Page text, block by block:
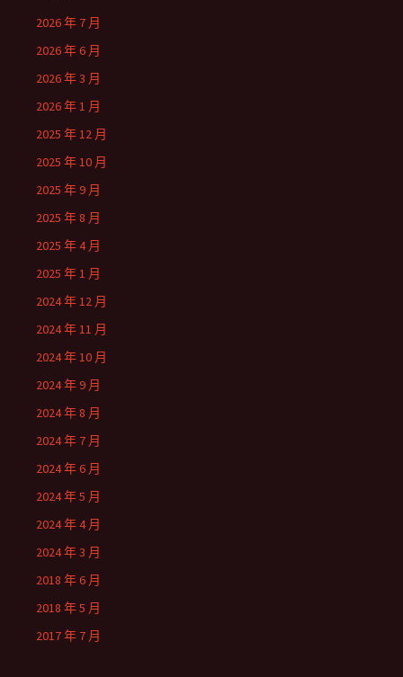
2026 年 7 月
2026 年 6 月
2026 年 3 月
2026 年 1 月
2025 年 12 月
2025 年 10 月
2025 年 9 月
2025 年 8 月
2025 年 4 月
2025 年 1 月
2024 年 12 月
2024 年 11 月
2024 年 10 月
2024 年 9 月
2024 年 8 月
2024 年 7 月
2024 年 6 月
2024 年 5 月
2024 年 4 月
2024 年 3 月
2018 年 6 月
2018 年 5 月
2017 年 7 月